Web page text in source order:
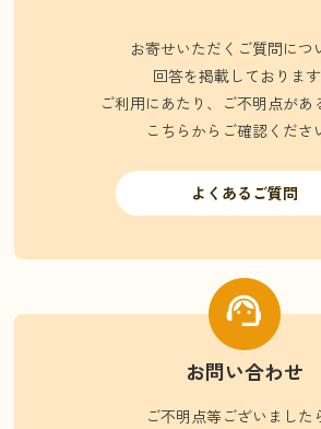
お寄せいただくご質問につ
回答を掲載しております
ご利用にあたり、ご不明点があ
こちらからご確認くださ
よくあるご質問
お問い合わせ
ご不明点等ございました